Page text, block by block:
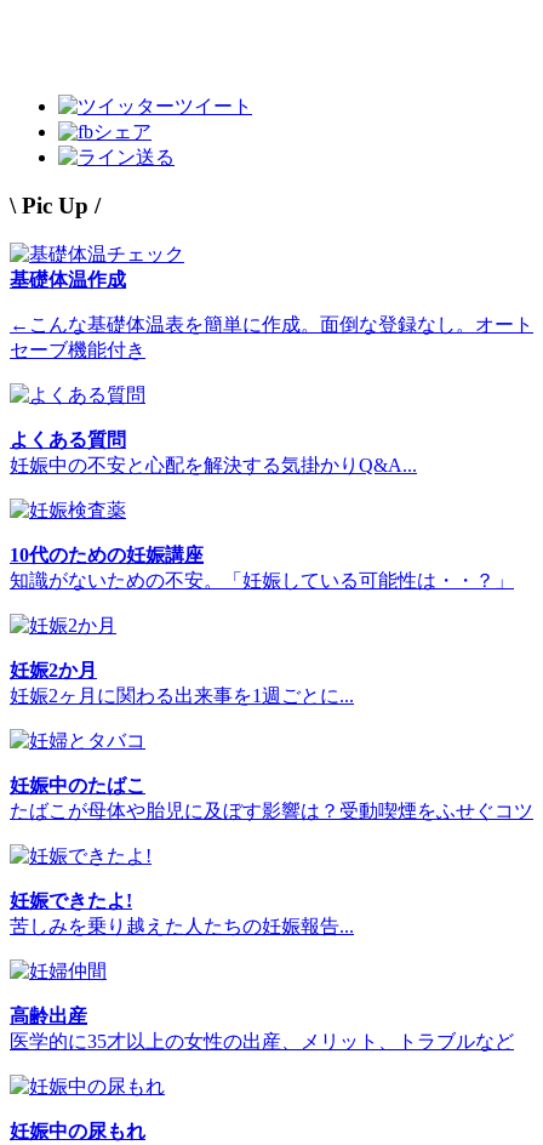
ツイート
シェア
送る
\ Pic Up /
基礎体温作成
←こんな基礎体温表を簡単に作成。面倒な登録なし。オート
セーブ機能付き
よくある質問
妊娠中の不安と心配を解決する気掛かりQ&A...
10代のための妊娠講座
知識がないための不安。「妊娠している可能性は・・？」
妊娠2か月
妊娠2ヶ月に関わる出来事を1週ごとに...
妊娠中のたばこ
たばこが母体や胎児に及ぼす影響は？受動喫煙をふせぐコツ
妊娠できたよ!
苦しみを乗り越えた人たちの妊娠報告...
高齢出産
医学的に35才以上の女性の出産、メリット、トラブルなど
妊娠中の尿もれ